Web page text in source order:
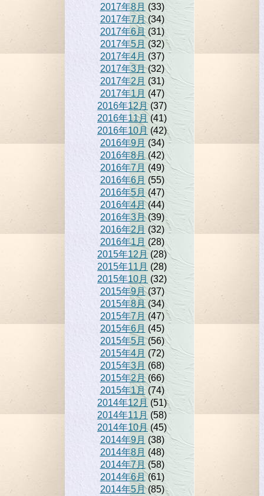
2017年8月 (33)
2017年7月(34)
2017年6月(31)
2017年5月 (32)
2017年4月(37)
2017年3月(32)
2017年2月 (31)
2017年1月 (47)
2016年12月(37)
2016年11月(41)
2016年10月 (42)
2016年9月(34)
2016年8月(42)
2016年7月 (49)
2016年6月 (55)
2016年5月 (47)
2016年4月(44)
2016年3月(39)
2016年2月 (32)
2016年1月 (28)
2015年12月 (28)
2015年11月 (28)
2015年10月 (32)
2015年9月(37)
2015年8月(34)
2015年7月 (47)
2015年6月 (45)
2015年5月(56)
2015年4月 (72)
2015年3月 (68)
2015年2月(66)
2015年1月(74)
2014年12月 (51)
2014年11月 (58)
2014年10月 (45)
2014年9月 (38)
2014年8月 (48)
2014年7月(58)
2014年6月(61)
2014年5月(85)